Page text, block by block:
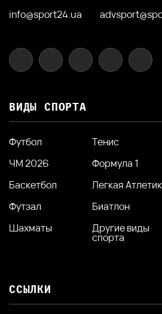
info@sport24.ua
ВИДЫ СПОРТА
Футбол Тенис
ЧМ 2026
Формула 1
Баскетбол
Легкая
Футзал
Биатлон
Шахматы
Другие виды
спорта
ССЫЛКИ